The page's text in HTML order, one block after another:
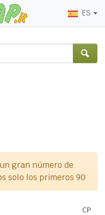
ES
gran número de
solo los primeros 90
CP